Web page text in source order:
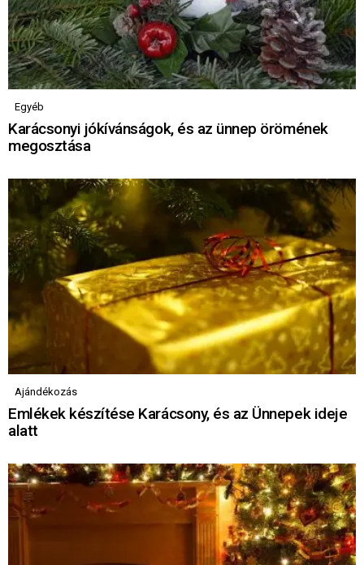
Egyéb
Karácsonyi jókívánságok, és az ünnep örömének
megosztása
Ajándékozás
Emlékek készítése Karácsony, és az Ünnepek ideje
alatt